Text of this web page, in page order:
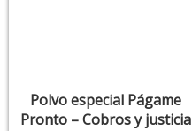
Polvo especial Págame
Pronto – Cobros y justicia